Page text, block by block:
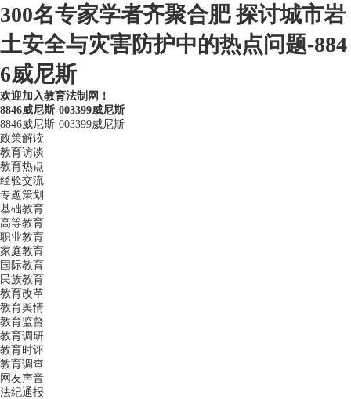
300名专家学者齐聚合肥 探讨城市岩
土安全与灾害防护中的热点问题-884
6威尼斯
欢迎加入教育法制网！
8846威尼斯-003399威尼斯
8846威尼斯-003399威尼斯
政策解读
教育访谈
教育热点
经验交流
专题策划
基础教育
高等教育
职业教育
家庭教育
国际教育
民族教育
教育改革
教育舆情
教育监督
教育调研
教育时评
教育调查
网友声音
法纪通报